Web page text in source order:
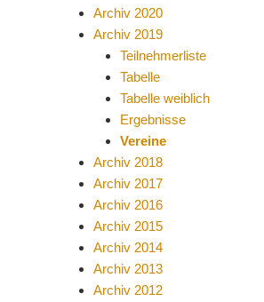
Archiv 2020
Archiv 2019
Teilnehmerliste
Tabelle
Tabelle weiblich
Ergebnisse
Vereine
Archiv 2018
Archiv 2017
Archiv 2016
Archiv 2015
Archiv 2014
Archiv 2013
Archiv 2012